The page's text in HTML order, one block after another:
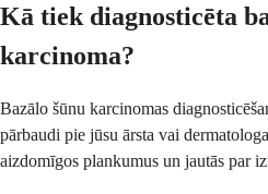
Kā tiek diagnosticēta
karcinoma?
Bazālo šūnu karcinomas
pārbaudi pie jūsu ārsta vai
aizdomīgos plankumus un jautās par